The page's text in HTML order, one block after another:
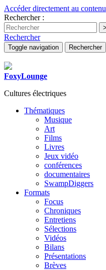
Accéder directement au contenu
Rechercher :
Rechercher
Toggle navigation Rechercher
FoxyLounge
Cultures électriques
Thématiques
Musique
Art
Films
Livres
Jeux vidéo
conférences
documentaires
SwampDiggers
Formats
Focus
Chroniques
Entretiens
Sélections
Vidéos
Bilans
Présentations
Brèves